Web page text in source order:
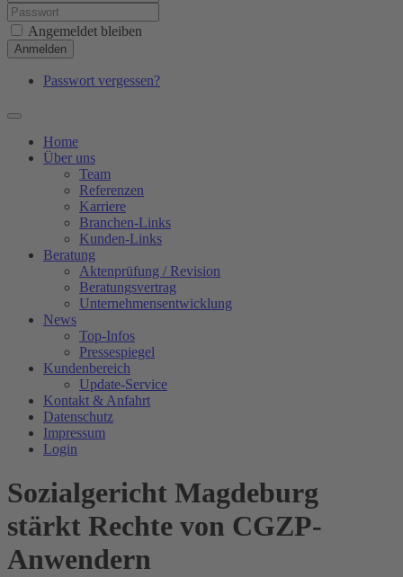
Angemeldet bleiben
Anmelden
Passwort vergessen?
Home
Über uns
Team
Referenzen
Karriere
Branchen-Links
Kunden-Links
Beratung
Aktenprüfung / Revision
Beratungsvertrag
Unternehmensentwicklung
News
Top-Infos
Pressespiegel
Kundenbereich
Update-Service
Kontakt & Anfahrt
Datenschutz
Impressum
Login
Sozialgericht Magdeburg
stärkt Rechte von CGZP-
Anwendern